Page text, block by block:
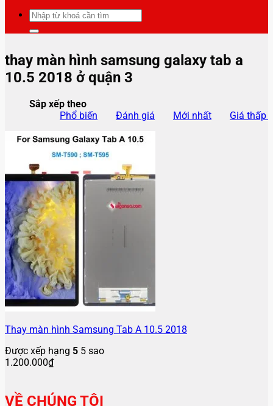
Tìm
kiếm:
thay màn hình samsung galaxy tab a
10.5 2018 ở quận 3
Sắp xếp theo
Phổ biến
Đánh giá Mới nhất Giá thấp
Thay màn hình Samsung Tab A 10.5 2018
Được xếp hạng 5 5 sao
1.200.000₫
VỀ CHÚNG TÔI